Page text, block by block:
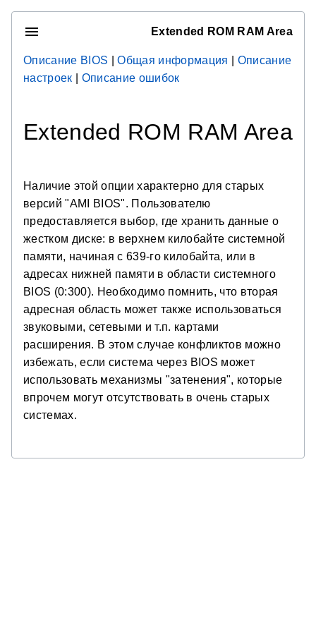
Extended ROM RAM Area
Описание BIOS |Общая информация
Описание
настроек
Описание ошибок
Extended ROM RAM Area
Наличие этой опции характерно для старых
версий "AMI BIOS". Пользователю
предоставляется выбор, где хранить данные о
жестком диске: в верхнем килобайте системной
памяти, начиная с 639-го килобайта, или в
адресах нижней памяти в области системного
BIOS (0:300). Необходимо помнить, что вторая
адресная область может также использоваться
звуковыми, сетевыми и т.п. картами
расширения. В этом случае конфликтов можно
избежать, если система через BIOS может
использовать механизмы "затенения", которые
впрочем могут отсутствовать в очень старых
системах.